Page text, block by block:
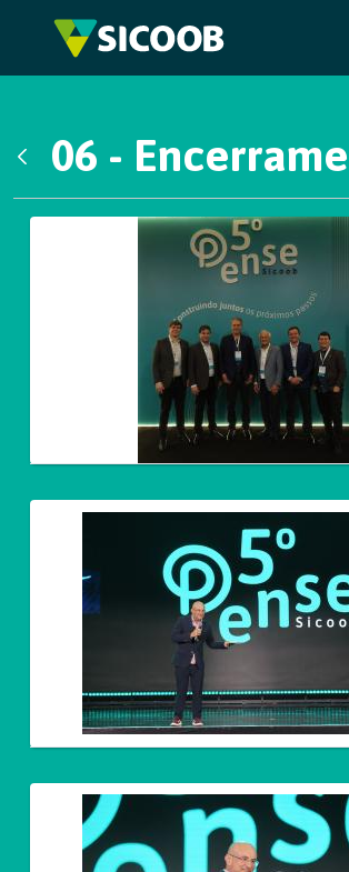
Pular para o Conteúdo principal
06 -
Galeria de Mídias